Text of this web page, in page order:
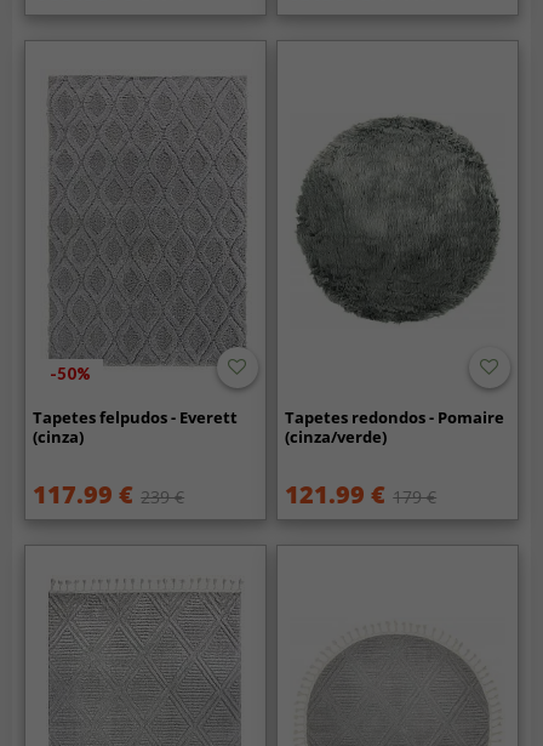
-50%
Tapetes felpudos - Everett
(cinza)
117.99 € 239 €
Tapetes redondos - Pomaire
(cinza/verde)
121.99 € 179 €